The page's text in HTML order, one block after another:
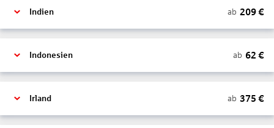
Indien ab 209€
Indonesien ab 62 €
Irland ab 375 €